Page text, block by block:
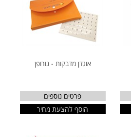
אוגדן מדבקות - נורופן
פרטים נוספים
הוסף להצעת מחיר